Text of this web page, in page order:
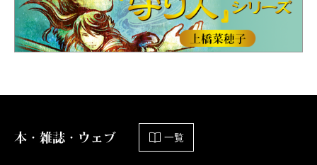
本・雑誌・ウェブ 一覧